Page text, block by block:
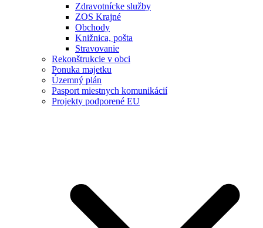
Zdravotnícke služby
ZOS Krajné
Obchody
Knižnica, pošta
Stravovanie
Rekonštrukcie v obci
Ponuka majetku
Územný plán
Pasport miestnych komunikácií
Projekty podporené EU